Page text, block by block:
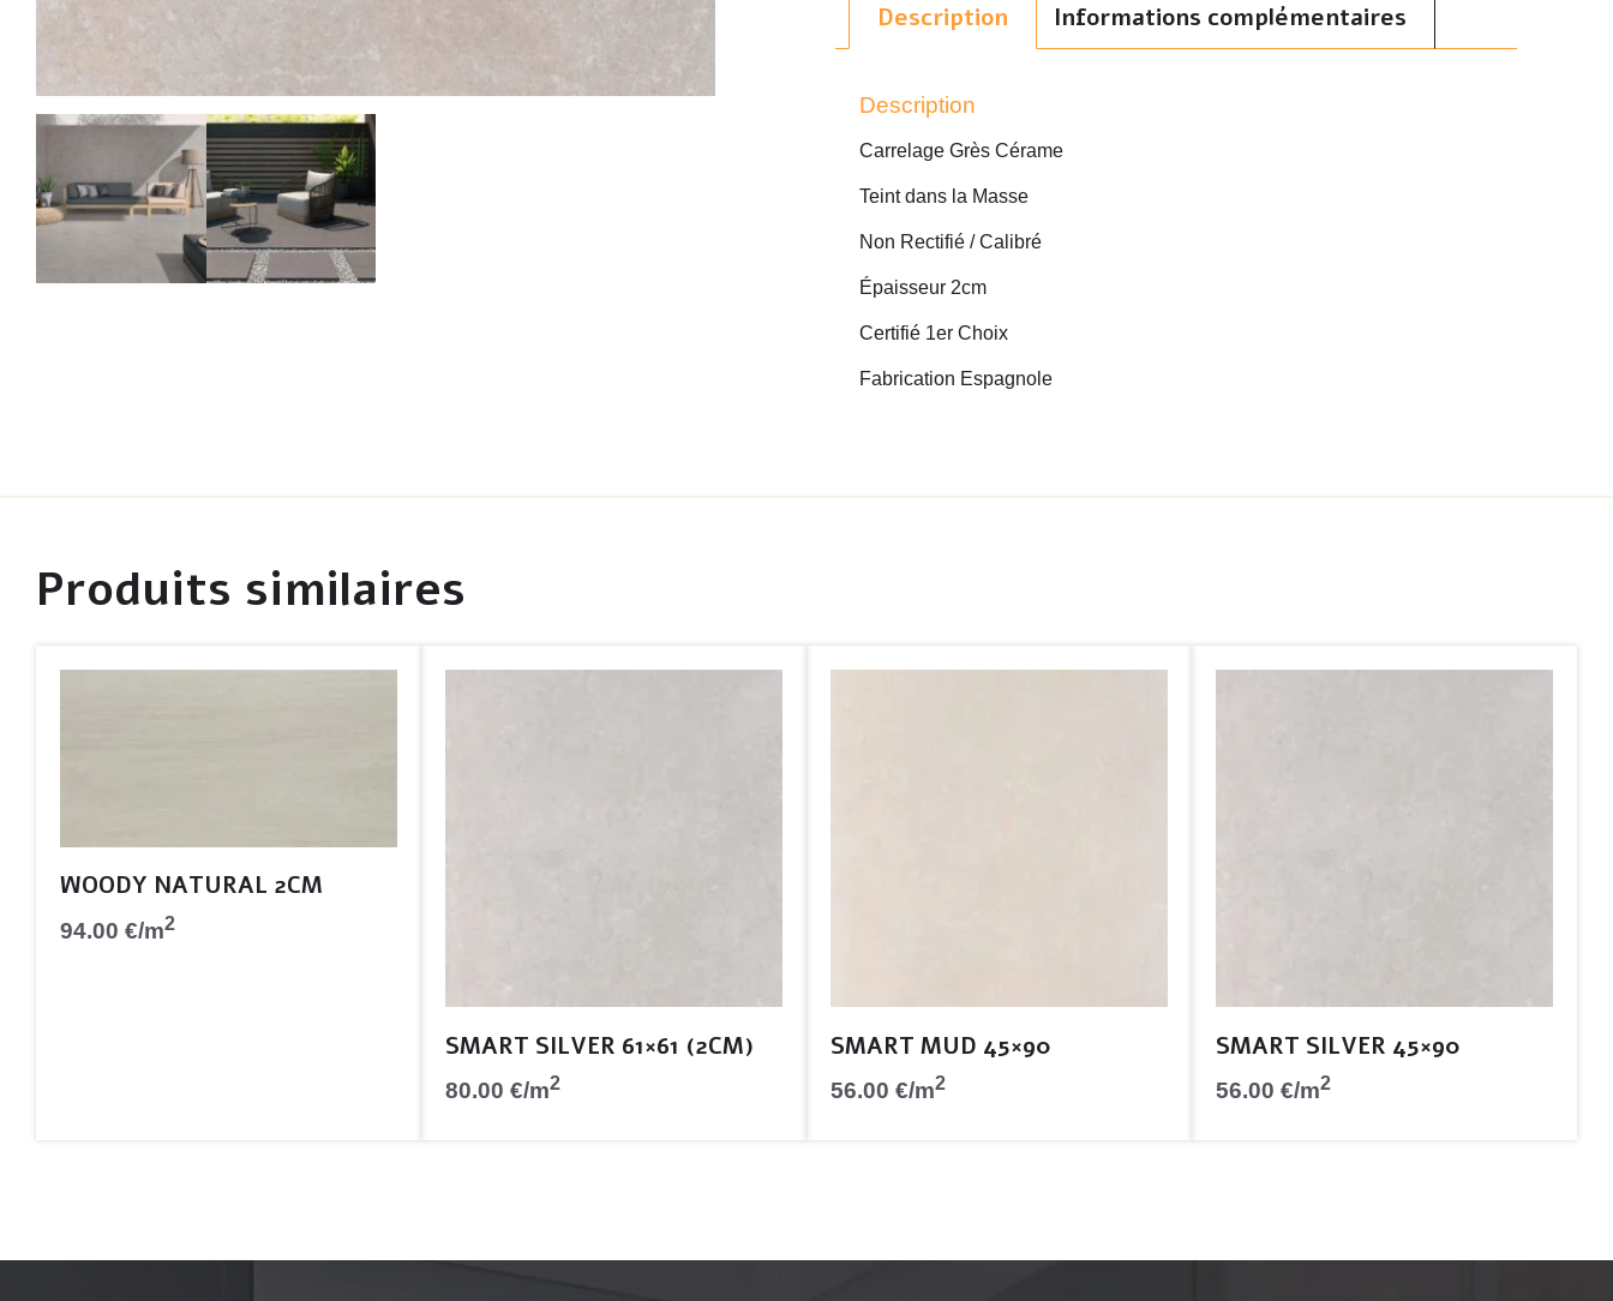
Description Informations complémentaires
Description
Carrelage Grès Cérame
Teint dans la Masse
Non Rectifié / Calibré
Épaisseur 2cm
Certifié 1er Choix
Fabrication Espagnole
Produits similaires
WOODY NATURAL 2CM
94.00 €/m2
SMART SILVER 61×61 (2CM)
80.00 €/m2
SMART MUD 45×90
56.00 €/m2
SMART SILVER 45×90
56.00 €/m2